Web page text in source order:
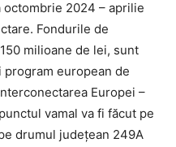
2024 – aprilie
Fondurile de
milioane de lei, sunt
european de
Europei –
vamal va fi făcut pe
drumul județean 249A